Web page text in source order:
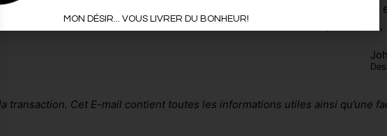
adipiscing elit. Ut
ullamcorper
transaction. Cet E-mail contient toutes les informations utiles ainsi qu’une
MON DÉSIR... VOUS LIVRER DU BONHEUR!